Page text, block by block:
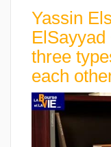
Yassin
three
each